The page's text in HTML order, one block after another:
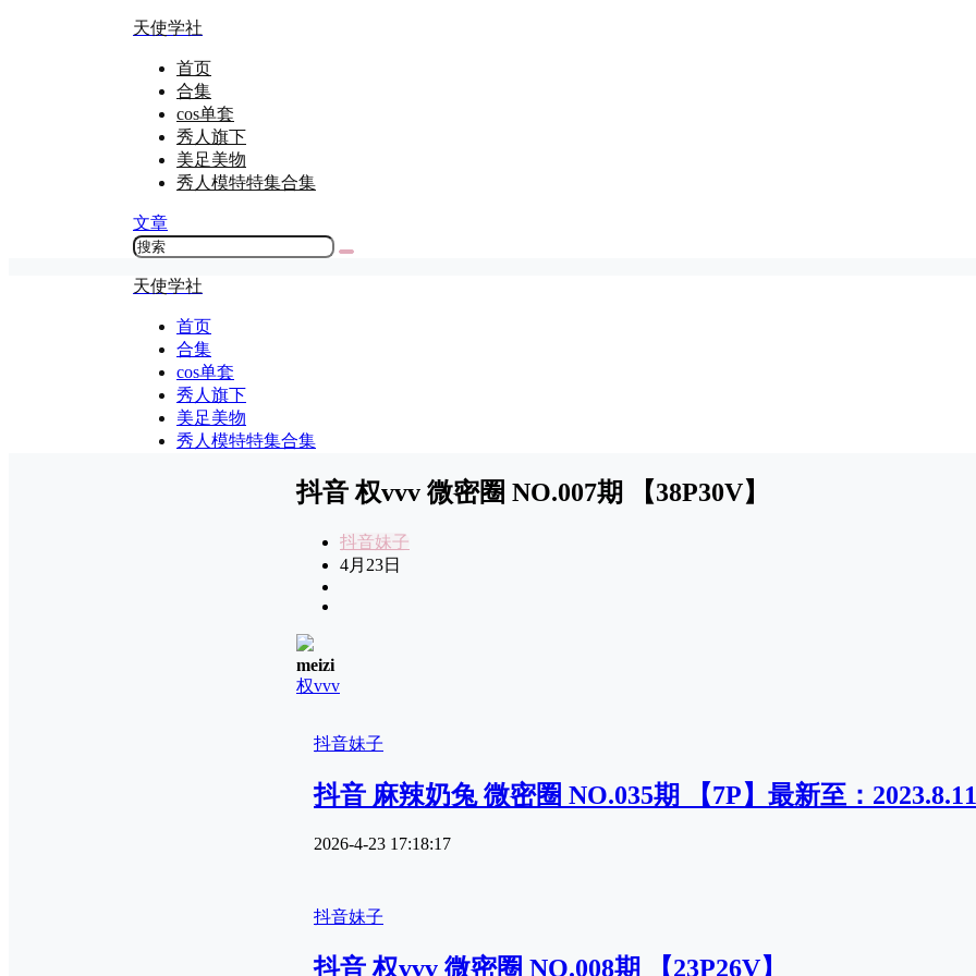
天使学社
首页
合集
cos单套
秀人旗下
美足美物
秀人模特特集合集
文章
天使学社
首页
合集
cos单套
秀人旗下
美足美物
秀人模特特集合集
抖音 权vvv 微密圈 NO.007期 【38P30V】
抖音妹子
4月23日
meizi
权vvv
抖音妹子
抖音 麻辣奶兔 微密圈 NO.035期 【7P】最新至：2023.8.11
2026-4-23 17:18:17
抖音妹子
抖音 权vvv 微密圈 NO.008期 【23P26V】